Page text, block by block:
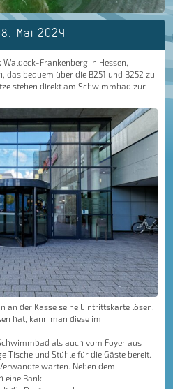
Mai 2024
Frankenberg in Hessen,
das bequem über die B251 und B252 zu
stehen direkt am Schwimmbad zur
an der Kasse seine Eintrittskarte lösen.
hat, kann man diese im
als auch vom Foyer aus
Tische und Stühle für die Gäste bereit.
warten. Neben dem
eine Bank.